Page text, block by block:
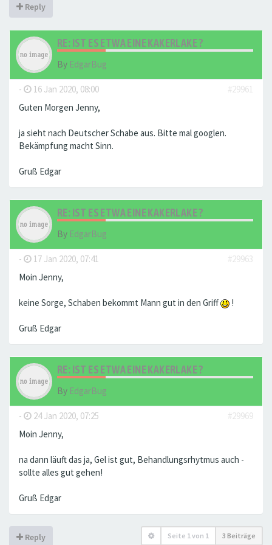
Reply
RE: IST ES ETWA EINE KAKERLAKE ?
By EdgarBug
- 16 Jan 2020, 08:00
#29961
Guten Morgen Jenny,
ja sieht nach Deutscher Schabe aus. Bitte mal googlen.
Bekämpfung macht Sinn.
Gruß Edgar
RE: IST ES ETWA EINE KAKERLAKE ?
By EdgarBug
- 17 Jan 2020, 07:41
#29963
Moin Jenny,
keine Sorge, Schaben bekommt Mann gut in den Griff !
Gruß Edgar
RE: IST ES ETWA EINE KAKERLAKE ?
By EdgarBug
- 24 Jan 2020, 07:25
#29969
Moin Jenny,
na dann läuft das ja, Gel ist gut, Behandlungsrhytmus auch -
sollte alles gut gehen!
Gruß Edgar
Reply Seite 1von 1 3 Beiträge